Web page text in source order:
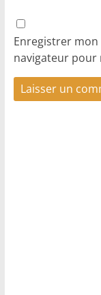
Enregistrer
navigateur